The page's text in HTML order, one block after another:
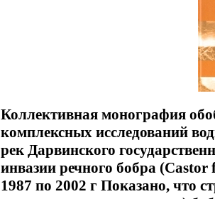
Коллективная монография
комплексных исследований
рек Дарвинского
инвазии речного бобра
1987 по 2002 г Показано, что